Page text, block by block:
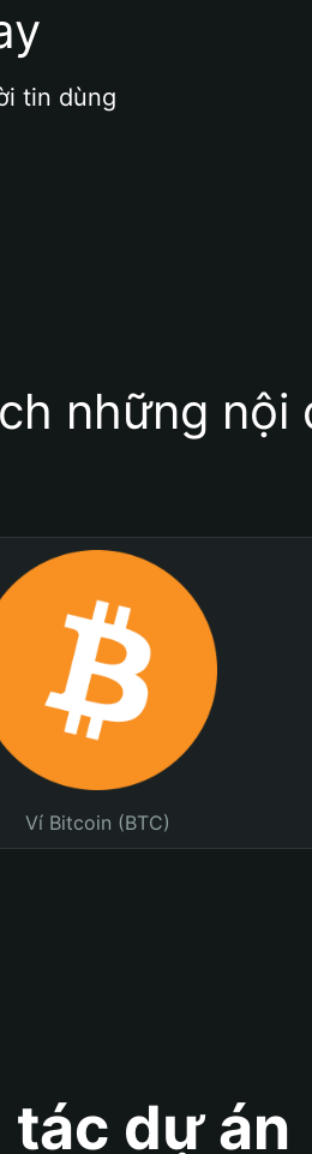
tin dùng
những nội
Ví Bitcoin (BTC)
dự án